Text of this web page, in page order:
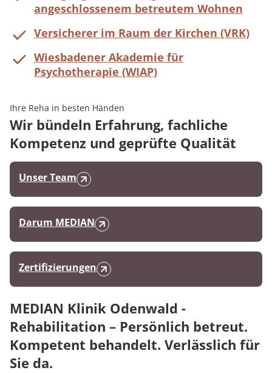
angeschlossenem betreutem Wohnen
Versicherer im Raum der Kirchen (VRK)
Wiesbadener Akademie für
Psychotherapie (WIAP)
Ihre Reha in besten Händen
Wir bündeln Erfahrung, fachliche
Kompetenz und geprüfte Qualität
Unser Team
Darum MEDIAN
Zertifizierungen
MEDIAN Klinik Odenwald -
Rehabilitation – Persönlich betreut.
Kompetent behandelt. Verlässlich für
Sie da.